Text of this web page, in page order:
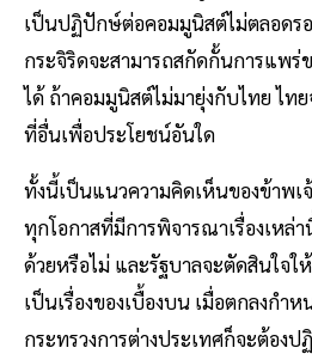
เป็นปฏิปักษ์ต่อคอมมูนิสต์ไม่ตลอดรอ
กระจิริดจะสามารถสกัดกั้นการแพร่
ได้ ถ้าคอมมูนิสต์ไม่มายุ่งกับไทย ไท
ที่อื่นเพื่อประโยชน์อันใด
ทั้งนี้เป็นแนวความคิดเห็นของข้าพเ
ทุกโอกาสที่มีการพิจารณาเรื่องเหล่
ด้วยหรือไม่ และรัฐบาลจะตัดสินใจใ
เป็นเรื่องของเบื้องบน เมื่อตกลงกำ
กระทรวงการต่างประเทศก็จะต้อง